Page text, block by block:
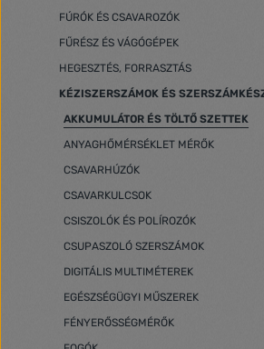
FÚRÓK ÉS CSAVAROZÓK
FŰRÉSZ ÉS VÁGÓGÉPEK
HEGESZTÉS, FORRASZTÁS
KÉZISZERSZÁMOK ÉS
AKKUMULÁTOR ÉS TÖLTŐ SZETTEK
ANYAGHŐMÉRSÉKLET MÉRŐK
CSAVARHÚZÓK
CSAVARKULCSOK
CSISZOLÓK ÉS POLÍROZÓK
CSUPASZOLÓ SZERSZÁMOK
DIGITÁLIS MULTIMÉTEREK
EGÉSZSÉGÜGYI MŰSZEREK
FÉNYERŐSSÉGMÉRŐK